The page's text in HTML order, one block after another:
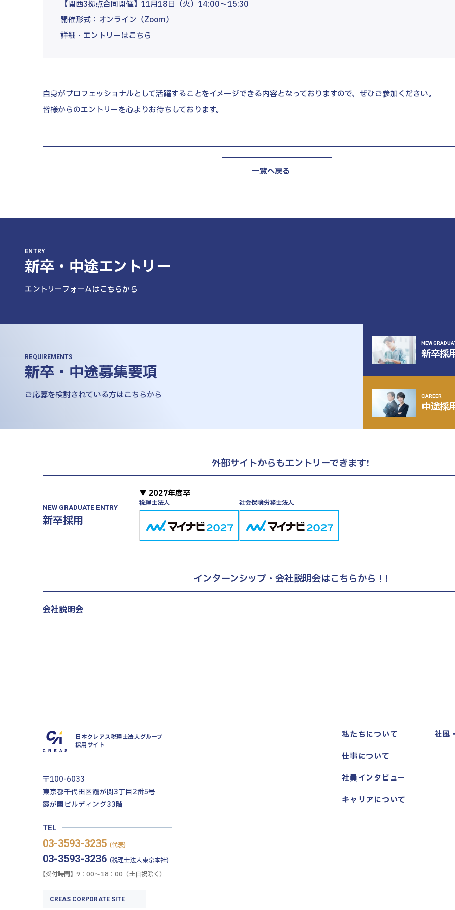
【関西3拠点合同開催】11月18日（火）14:00～15:30
開催形式：オンライン（Zoom）
詳細・エントリーはこちら
自身がプロフェッショナルとして活躍することをイメージできる内容となっておりますので、ぜひご参加ください。
皆様からのエントリーを心よりお待ちしております。
一覧へ戻る
ENTRY
新卒・中途エントリー
エントリーフォームはこちらから
REQUIREMENTS
新卒・中途募集要項
ご応募を検討されている方はこちらから
NEW
新卒採
CAREER
中途採
外部サイトからもエントリーできます!
NEW GRADUATE ENTRY
新卒採用
▼ 2027年度卒
税理士法人 社会保険労務士法人
インターンシップ・会社説明会はこちらから！!
会社説明会
日本クレアス税理士法人グループ
採用サイト
〒100-6033
東京都千代田区霞が関3丁目2番5号
霞が関ビルディング33階
TEL
03-3593-3235 (代表)
03-3593-3236 (税理士法人東京本社)
【受付時間】9：00〜18：00（土日祝除く）
CREAS CORPORATE SITE
私たちについて
仕事について
社員インタビュー
キャリアについて
社風